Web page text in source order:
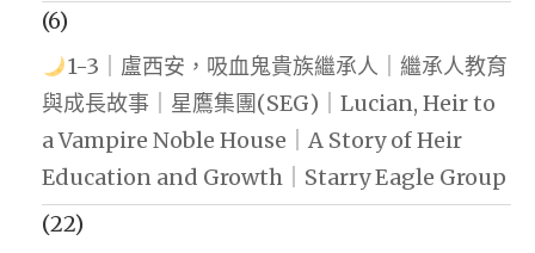
(6)
1-3｜盧西安，吸血鬼貴族繼承人｜繼承人教育
與成長故事｜星鷹集團(SEG)｜Lucian, Heir to
a Vampire Noble House｜A Story of Heir
Education and Growth｜Starry Eagle Group
(22)